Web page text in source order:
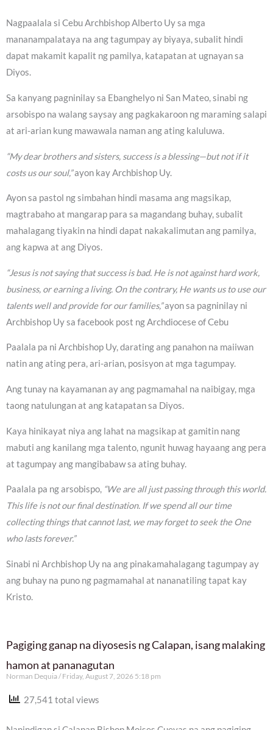
Nagpaalala si Cebu Archbishop Alberto Uy sa mga
mananampalataya na ang tagumpay ay biyaya, subalit hindi
dapat makamit kapalit ng pamilya, katapatan at ugnayan sa
Diyos.
Sa kanyang pagninilay sa Ebanghelyo ni San Mateo, sinabi ng
arsobispo na walang saysay ang pagkakaroon ng maraming salapi
at ari-arian kung mawawala naman ang ating kaluluwa.
“My dear brothers and sisters, success is a blessing—but not if it
costs us our soul,”ayon kay Archbishop Uy.
Ayon sa pastol ng simbahan hindi masama ang magsikap,
magtrabaho at mangarap para sa magandang buhay, subalit
mahalagang tiyakin na hindi dapat nakakalimutan ang pamilya,
ang kapwa at ang Diyos.
“Jesus is not saying that success is bad. He is not against hard work,
business, or earning a living. On the contrary, He wants us to use our
talents well and provide for our families,”ayon sa pagninilay ni
Archbishop Uy sa facebook post ng Archdiocese of Cebu
Paalala pa ni Archbishop Uy, darating ang panahon na maiiwan
natin ang ating pera, ari-arian, posisyon at mga tagumpay.
Ang tunay na kayamanan ay ang pagmamahal na naibigay, mga
taong natulungan at ang katapatan sa Diyos.
Kaya hinikayat niya ang lahat na magsikap at gamitin nang
mabuti ang kanilang mga talento, ngunit huwag hayaang ang pera
at tagumpay ang mangibabaw sa ating buhay.
Paalala pa ng arsobispo, “We are all just passing through this world.
This life is not our final destination. If we spend all our time
collecting things that cannot last, we may forget to seek the One
who lasts forever.”
Sinabi ni Archbishop Uy na ang pinakamahalagang tagumpay ay
ang buhay na puno ng pagmamahal at nananatiling tapat kay
Kristo.
Pagiging ganap na diyosesis ng Calapan, isang malaking
hamon at pananagutan
Norman Dequia Friday, August 7, 2026 5:18 pm
27,541 total views